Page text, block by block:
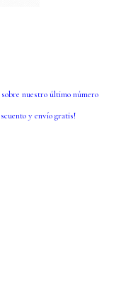
nuestro último número
y envío gratis!